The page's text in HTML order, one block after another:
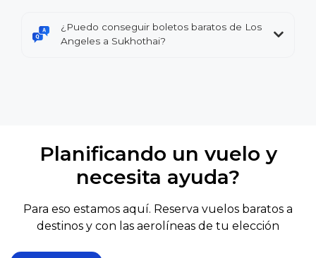
¿Puedo conseguir boletos baratos de Los
Angeles a Sukhothai?
Planificando un vuelo y
necesita ayuda?
Para eso estamos aquí. Reserva vuelos baratos a
destinos y con las aerolíneas de tu elección